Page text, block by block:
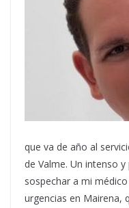
que va de año al
de Valme. Un intenso
sospechar a mi
urgencias en Mairena,